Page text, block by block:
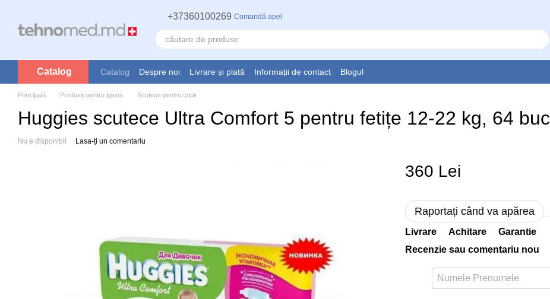
+37360100269 Comandă apel
Catalog Catalog Despre noi Livrare și plată Informații de contact Blogul
Principală Produse pentru igiena Scutece pentru copii
Huggies scutece Ultra Comfort 5 pentru fetițe 12-22 kg, 64 buc
Nu e disponibil Lasa-ți un comentariu
360 Lei
Raportați când va apărea
Livrare Achitare
Garantie
Recenzie sau comentariu nou